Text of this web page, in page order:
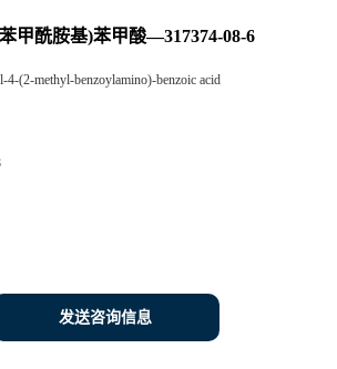
甲酰胺基)苯甲酸—317374-08-6
4-(2-methyl-benzoylamino)-benzoic acid
发送咨询信息